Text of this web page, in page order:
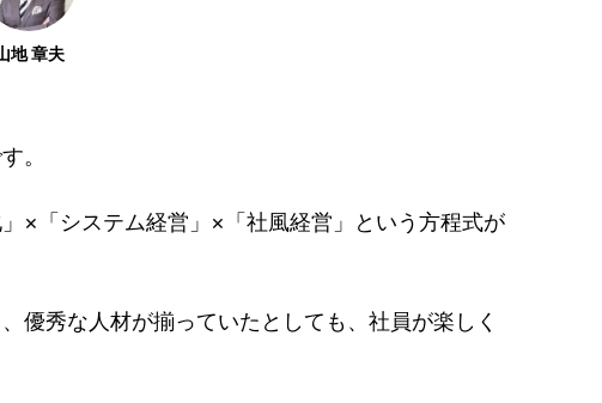
地 章夫
。
×「システム経営」×「社風経営」という方程式が
優秀な人材が揃っていたとしても、社員が楽しく